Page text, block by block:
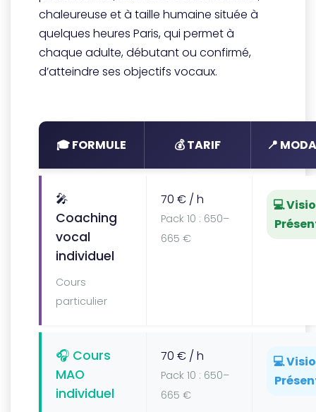
chaleureuse et à taille humaine située à
quelques heures Paris, qui permet à
chaque adulte, débutant ou confirmé,
d’atteindre ses objectifs vocaux.
🎓 FORMULE 💰 TARIF 📍
🎤
Coaching
vocal
individuel
Cours
particulier
70 € / h
Pack 10 : 650–
665 €
💻
🎧 Cours
MAO
individuel
70 € / h
Pack 10 : 650–
665 €
💻